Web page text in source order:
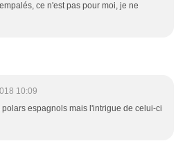
ce n'est pas pour moi, je ne
10:09
espagnols mais l'intrigue de celui-ci